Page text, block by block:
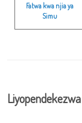
Fatwa kwa njia ya
Simu